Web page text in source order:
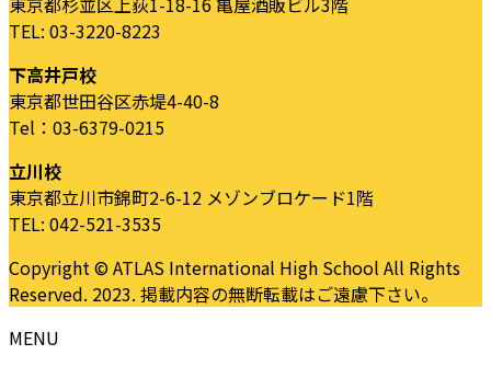
TEL: 03-3220-8223
下高井戸校
東京都世田谷区赤堤4-40-8
Tel：03-6379-0215
立川校
東京都立川市錦町2-6-12 メゾンブロケード1階
TEL: 042-521-3535
Copyright © ATLAS International High School All Rights
Reserved. 2023. 掲載内容の無断転載はご遠慮下さい。
MENU